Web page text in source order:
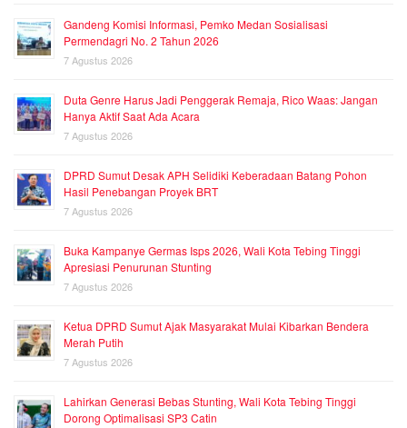
Gandeng Komisi Informasi, Pemko Medan Sosialisasi
Permendagri No. 2 Tahun 2026
7 Agustus 2026
Duta Genre Harus Jadi Penggerak Remaja, Rico Waas: Jangan
Hanya Aktif Saat Ada Acara
7 Agustus 2026
DPRD Sumut Desak APH Selidiki Keberadaan Batang Pohon
Hasil Penebangan Proyek BRT
7 Agustus 2026
Buka Kampanye Germas Isps 2026, Wali Kota Tebing Tinggi
Apresiasi Penurunan Stunting
7 Agustus 2026
Ketua DPRD Sumut Ajak Masyarakat Mulai Kibarkan Bendera
Merah Putih
7 Agustus 2026
Lahirkan Generasi Bebas Stunting, Wali Kota Tebing Tinggi
Dorong Optimalisasi SP3 Catin